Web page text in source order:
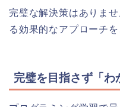
完璧な解決策はありま
る効果的なアプローチを
完璧を目指さず「わ